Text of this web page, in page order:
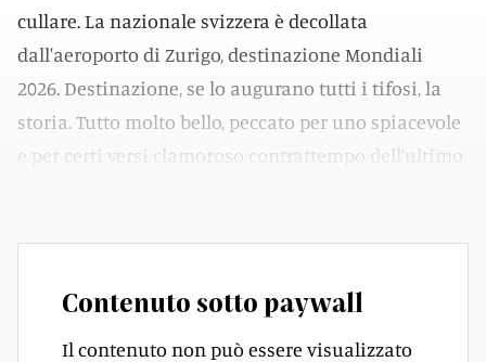
cullare. La nazionale svizzera è decollata
dall'aeroporto di Zurigo, destinazione Mondiali
2026. Destinazione, se lo augurano tutti i tifosi, la
storia. Tutto molto bello, peccato per uno spiacevole
e per certi versi clamoroso contrattempo dell'ultimo
Contenuto sotto paywall
Il contenuto non può essere visualizzato